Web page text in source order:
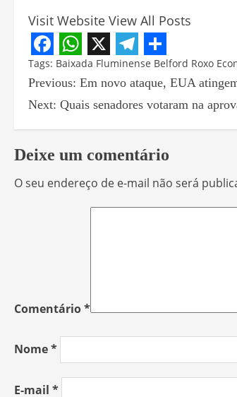
Visit Website View All Posts
Facebook
WhatsApp
X Telegram
Share
Tags: Baixada Fluminense Belford Roxo
Previous: Em novo ataque, EUA
Next: Quais senadores votaram na
Deixe um comentário
O seu endereço de e-mail não será
Comentário*
Nome*
E-mail *